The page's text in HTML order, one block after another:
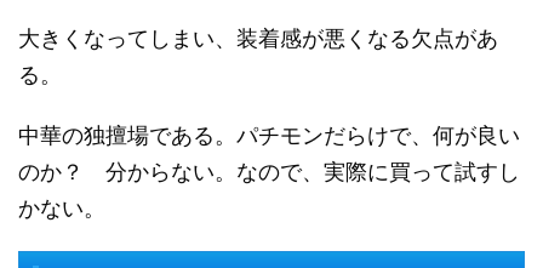
大きくなってしまい、装着感が悪くなる欠点があ
る。
中華の独擅場である。パチモンだらけで、何が良い
のか？ 分からない。なので、実際に買って試すし
かない。